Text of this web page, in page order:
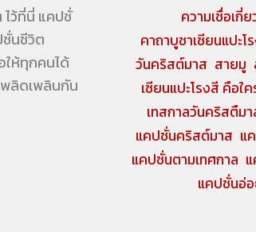
ไว้ที่นี่ แคปชั่
นชีวิต
ให้ทุกคนได้
พลิดเพลินกัน
ความเชื่อเกี่
คาถาบูชาเซียนแปะโ
วันคริสต์มาส สายมู
เซียนแปะโรงสี คือใค
เทสกาลวันคริสตืม
แคปชั่นคริสต์มาส แ
แคปชั่นตามเทศกาล
แคปชั่นอ่